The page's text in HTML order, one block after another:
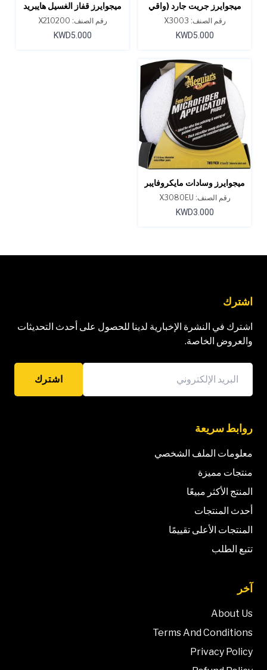
ميجوايرز جريت جارد (واقي
من الحصى)
رقم الصنف: X3003
KWD5.000
ميجوايرز قفاز الغسيل هايبريد
واشرقم الصنف: X210200
KWD5.000
ميجوايرز وسادات مايكروفايبر
ذات تغطية متساوية إيفن-
كوت
رقم الصنف: X3080EU
KWD3.000
اشترك
اشترك في النشرة الإخبارية لدينا للحصول على أحدث التحديثات
والعروض الخاصة.
اشترك
روابط سريعة
معلومات الملف الشخصي
منتجات مميزة
المنتج الأكثر مبيعًا
أحدث المنتجات
المنتجات الأعلى تقييمًا
تتبع الطلب
آخر
About Us
Terms And Conditions
Privacy Policy